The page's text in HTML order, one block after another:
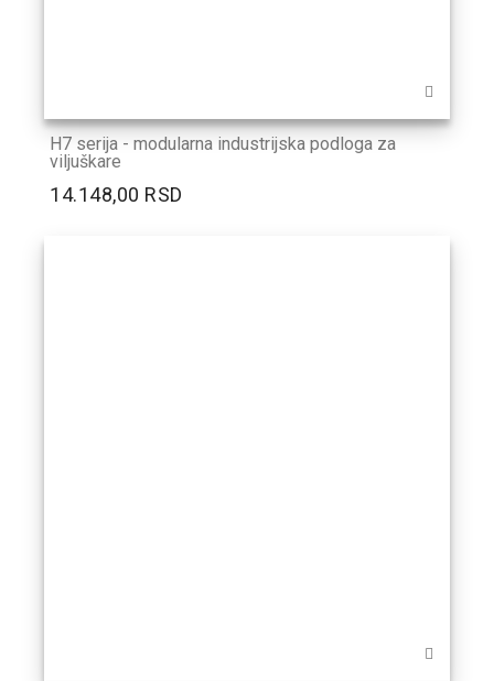
H7 serija - modularna industrijska podloga za
viljuškare
14.148,00 RSD